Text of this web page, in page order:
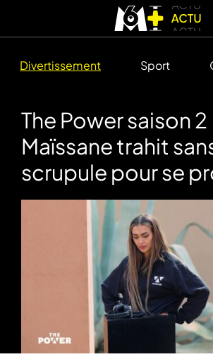
Divertissement Sport
The Power saison 2
Maïssane trahit
scrupule pour se